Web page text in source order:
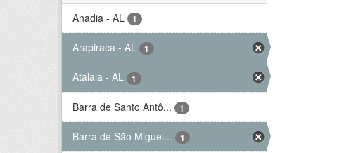
Anadia - AL
1
Arapiraca - AL 1
Atalaia - AL 1
Barra de Santo Antô... 1
Barra de São Miguel... 1